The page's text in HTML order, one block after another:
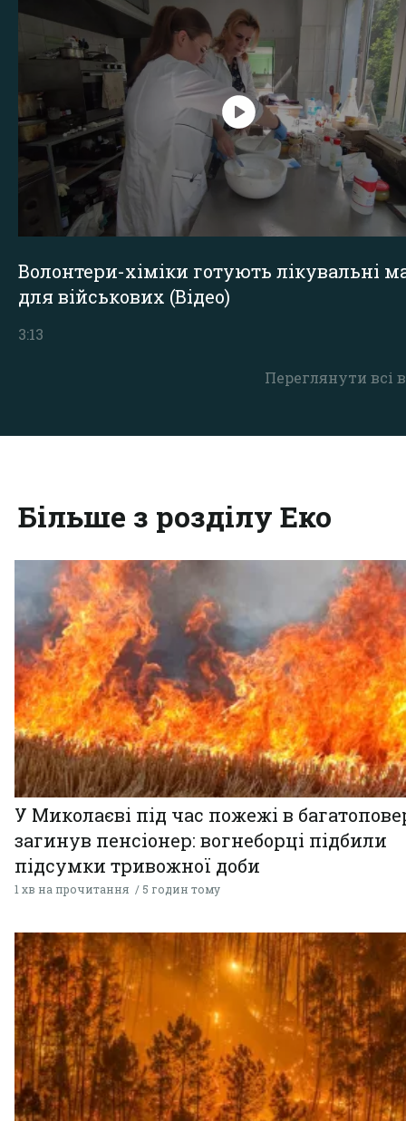
Переглянути всі
Волонтери-хіміки готують лікувальні
для військових (Відео)
3:13
Більше з розділу Еко
У Миколаєві під час пожежі в
загинув пенсіонер: вогнеборці підбили
підсумки тривожної доби
1 хв на прочитання 5 годин тому